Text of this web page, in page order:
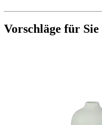
Vorschläge für Sie